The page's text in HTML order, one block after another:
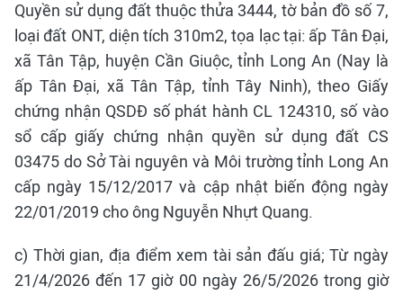
Quyền sử dụng đất thuộc thửa 3444, tờ bản đồ số 7,
loại đất ONT, diện tích 310m2, tọa lạc tại: ấp Tân Đại,
xã Tân Tập, huyện Cần Giuộc, tỉnh Long An (Nay là
ấp Tân Đại, xã Tân Tập, tỉnh Tây Ninh), theo Giấy
chứng nhận QSDĐ số phát hành CL 124310, số vào
sổ cấp giấy chứng nhận quyền sử dụng đất CS
03475 do Sở Tài nguyên và Môi trường tỉnh Long An
cấp ngày 15/12/2017 và cập nhật biến động ngày
22/01/2019 cho ông Nguyễn Nhựt Quang.
c) Thời gian, địa điểm xem tài sản đấu giá; Từ ngày
21/4/2026 đến 17 giờ 00 ngày 26/5/2026 trong giờ